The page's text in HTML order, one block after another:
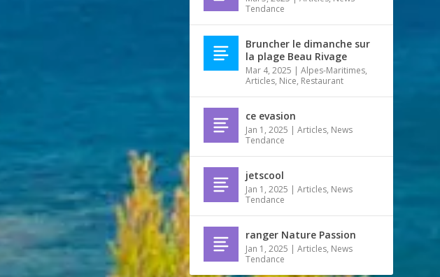
Tendance
Bruncher le dimanche sur
la plage Beau Rivage
Mar 4, 2025 |Alpes-Maritimes,
Articles, Nice, Restaurant
ce evasion
Jan 1, 2025 |Articles, News
Tendance
jetscool
Jan 1, 2025 |Articles, News
Tendance
ranger Nature Passion
Jan 1, 2025 |Articles, News
Tendance